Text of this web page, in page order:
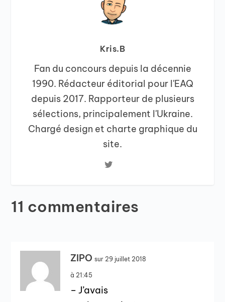
Kris.B
Fan du concours depuis la décennie
1990. Rédacteur éditorial pour l'EAQ
depuis 2017. Rapporteur de plusieurs
sélections, principalement l'Ukraine.
Chargé design et charte graphique du
site.
11 commentaires
ZIPO sur 29 juillet 2018
à 21:45
– J’avais